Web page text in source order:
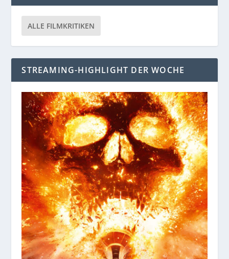
ALLE FILMKRITIKEN
STREAMING-HIGHLIGHT DER WOCHE